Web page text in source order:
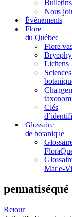
Bulletins
Nous
Évènements
Flore
du Québec
Flore
Lichens
Sciences
Clés
Glossaire
de botanique
Marie-
pennatiséqué
Retour